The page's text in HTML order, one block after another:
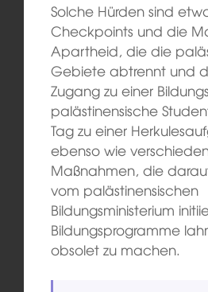
Solche Hürden sind
Checkpoints und die
Apartheid, die die
Gebiete abtrennt und
Zugang zu einer
palästinensische
Tag zu einer
ebenso wie
Maßnahmen, die
vom palästinensischen
Bildungsministerium
Bildungsprogramme
obsolet zu machen.